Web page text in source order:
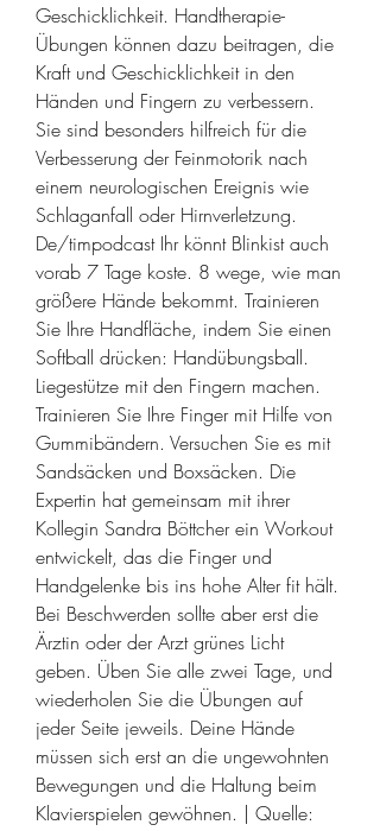
Geschicklichkeit. Handtherapie-
Übungen können dazu beitragen, die
Kraft und Geschicklichkeit in den
Händen und Fingern zu verbessern.
Sie sind besonders hilfreich für die
Verbesserung der Feinmotorik nach
einem neurologischen Ereignis wie
Schlaganfall oder Hirnverletzung.
De/timpodcast Ihr könnt Blinkist auch
vorab 7 Tage koste. 8 wege, wie man
größere Hände bekommt. Trainieren
Sie Ihre Handfläche, indem Sie einen
Softball drücken: Handübungsball.
Liegestütze mit den Fingern machen.
Trainieren Sie Ihre Finger mit Hilfe von
Gummibändern. Versuchen Sie es mit
Sandsäcken und Boxsäcken. Die
Expertin hat gemeinsam mit ihrer
Kollegin Sandra Böttcher ein Workout
entwickelt, das die Finger und
Handgelenke bis ins hohe Alter fit hält.
Bei Beschwerden sollte aber erst die
Ärztin oder der Arzt grünes Licht
geben. Üben Sie alle zwei Tage, und
wiederholen Sie die Übungen auf
jeder Seite jeweils. Deine Hände
müssen sich erst an die ungewohnten
Bewegungen und die Haltung beim
Klavierspielen gewöhnen. | Quelle: